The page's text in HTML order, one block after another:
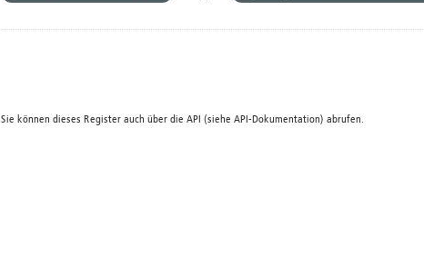
Sie können dieses Register auch über die API (siehe API-Dokumentation) abrufen.